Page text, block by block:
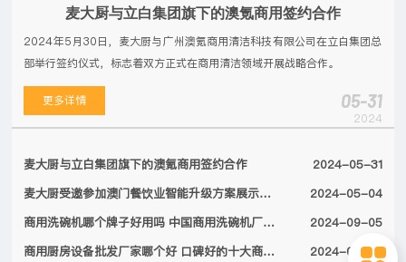
麦大厨与立白集团旗下的澳氪商用签约合作
2024年5月30日，麦大厨与广州澳氪商用清洁科技有限公司在立白集团总
部举行签约仪式，标志着双方正式在商用清洁领域开展战略合作。
更多详情 05-31
2024
麦大厨与立白集团旗下的澳氪商用签约合作
2024-05-31
麦大厨受邀参加澳门餐饮业智能升级方案展示会，备受特区领导关注
2024-05-04
商用洗碗机哪个牌子好用吗 中国商用洗碗机厂家排名前十名单2024
2024-09-05
商用厨房设备批发厂家哪个好 口碑好的十大商用厨房设备厂家名单2024
2024-09-04